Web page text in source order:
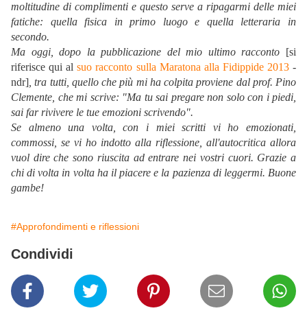
moltitudine di complimenti e questo serve a ripagarmi delle miei
fatiche: quella fisica in primo luogo e quella letteraria in
secondo.
Ma oggi, dopo la pubblicazione del mio ultimo racconto [si
riferisce qui alsuo racconto sulla Maratona alla Fidippide 2013-
ndr] , tra tutti, quello che più mi ha colpita proviene dal prof. Pino
Clemente, che mi scrive: "Ma tu sai pregare non solo con i piedi,
sai far rivivere le tue emozioni scrivendo".
Se almeno una volta, con i miei scritti vi ho emozionati,
commossi, se vi ho indotto alla riflessione, all'autocritica allora
vuol dire che sono riuscita ad entrare nei vostri cuori. Grazie a
chi di volta in volta ha il piacere e la pazienza di leggermi. Buone
gambe!
#Approfondimenti e riflessioni
Condividi